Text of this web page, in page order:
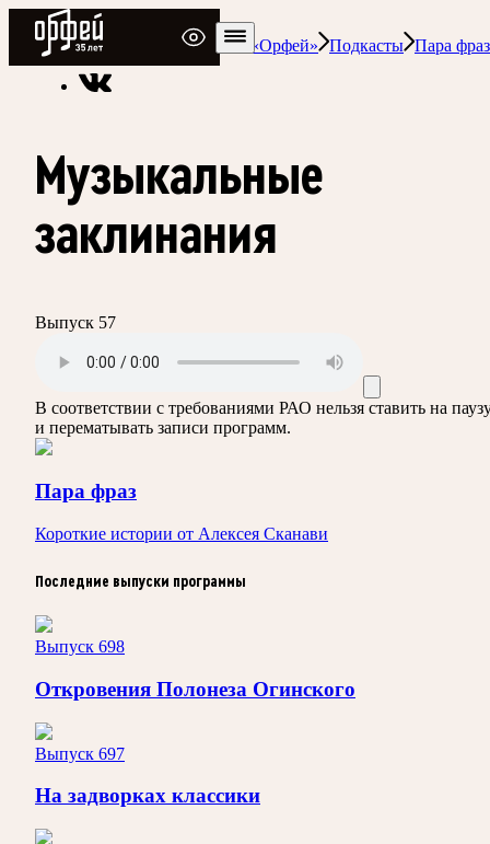
Радио Орфей
Радио классической музыки «Орфей»
Подкасты Пара фраз
Музыкальные
заклинания
Выпуск 57
В соответствии с требованиями РАО нельзя ставить на
и перематывать записи программ.
Пара фраз
Короткие истории от Алексея Сканави
Последние выпуски программы
Выпуск 698
Откровения Полонеза Огинского
Выпуск 697
На задворках классики